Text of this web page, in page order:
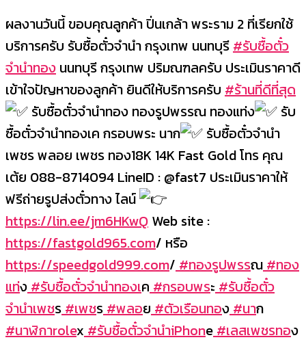
ผลงานวันนี้ ขอบคุณลูกค้า ปิ่นเกล้า พระราม 2 ที่เรียกใช้
บริการครับ รับซื้อตั๋วจำนำ กรุงเทพ นนทบุรี#รับซื้อตั๋ว
จำนำทอง นนทบุรี กรุงเทพ ปริมณฑลครับ ประเมินราคาดี
เข้าใจปัญหาของลูกค้า ยินดีให้บริการครับ #ร้านที่ดีที่สุด
รับซื้อตั๋วจำนำทอง ทองรูปพรรณ ทองแท่ง
รับ
ซื้อตั๋วจำนำทองเค กรอบพระ นาก
รับซื้อตั๋วจำนำ
เพชร พลอย เพชร ทอง18K 14K Fast Gold โทร คุณ
เต้ย 088-8714094 LineID : @fast7 ประเมินราคาให้
ฟรีถ่ายรูปส่งตั๋วทาง ไลน์
https://lin.ee/jm6HKwQ Web site :
https://fastgold965.com/ หรือ
https://speedgold999.com/#ทองรูปพรรณ#ทอง
แท่ง#รับซื้อตั๋วจำนำทองเค#กรอบพระ#รับซื้อตั๋ว
จำนำเพชร#เพชร#พลอย#ตัวเรือนทอง#นาก
#นาฬิกาrolex#รับซื้อตั๋วจำนำiPhone#เลสเพชรทอง